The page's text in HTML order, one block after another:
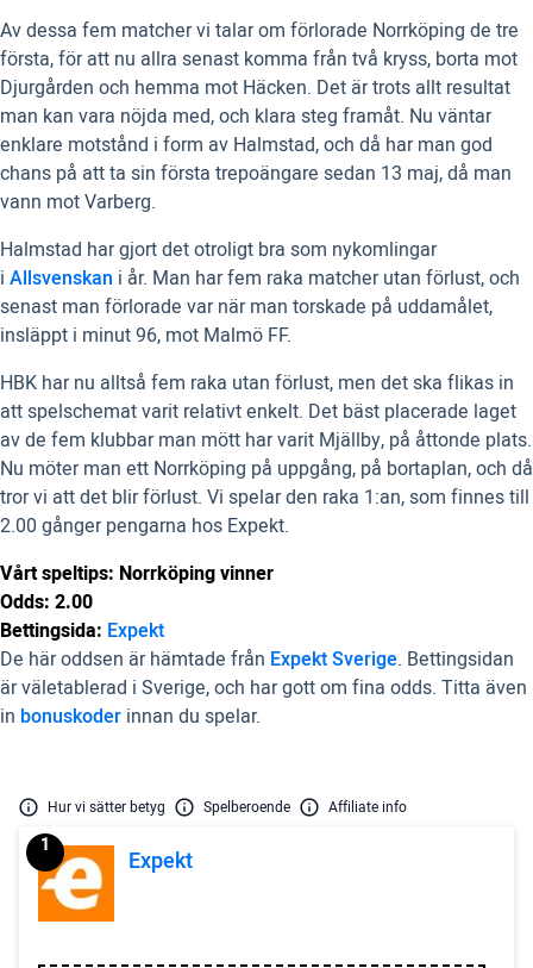
Av dessa fem matcher vi talar om förlorade Norrköping de tre
första, för att nu allra senast komma från två kryss, borta mot
Djurgården och hemma mot Häcken. Det är trots allt resultat
man kan vara nöjda med, och klara steg framåt. Nu väntar
enklare motstånd i form av Halmstad, och då har man god
chans på att ta sin första trepoängare sedan 13 maj, då man
vann mot Varberg.
Halmstad har gjort det otroligt bra som nykomlingar
i Allsvenskan i år. Man har fem raka matcher utan förlust, och
senast man förlorade var när man torskade på uddamålet,
insläppt i minut 96, mot Malmö FF.
HBK har nu alltså fem raka utan förlust, men det ska flikas in
att spelschemat varit relativt enkelt. Det bäst placerade laget
av de fem klubbar man mött har varit Mjällby, på åttonde plats.
Nu möter man ett Norrköping på uppgång, på bortaplan, och då
tror vi att det blir förlust. Vi spelar den raka 1:an, som finnes till
2.00 gånger pengarna hos Expekt.
Vårt speltips: Norrköping vinner
Odds: 2.00
Bettingsida: Expekt
De här oddsen är hämtade från Expekt Sverige. Bettingsidan
är väletablerad i Sverige, och har gott om fina odds. Titta även
in bonuskoder innan du spelar.
Hur vi sätter betyg Spelberoende Affiliate info
Expekt
1